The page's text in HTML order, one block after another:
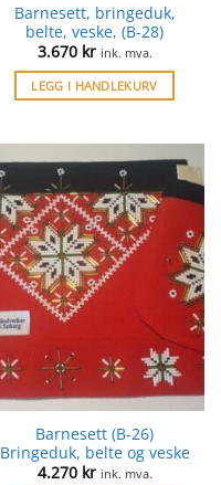
Barnesett, bringeduk,
belte, veske, (B-28)
3.670 kr ink. mva.
LEGG I HANDLEKURV
Barnesett (B-26)
Bringeduk, belte og veske
4.270 kr ink. mva.